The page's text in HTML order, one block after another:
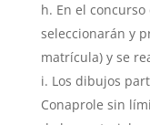
En el
seleccionarán y
matrícula) y se
Los dibujos
Conaprole sin